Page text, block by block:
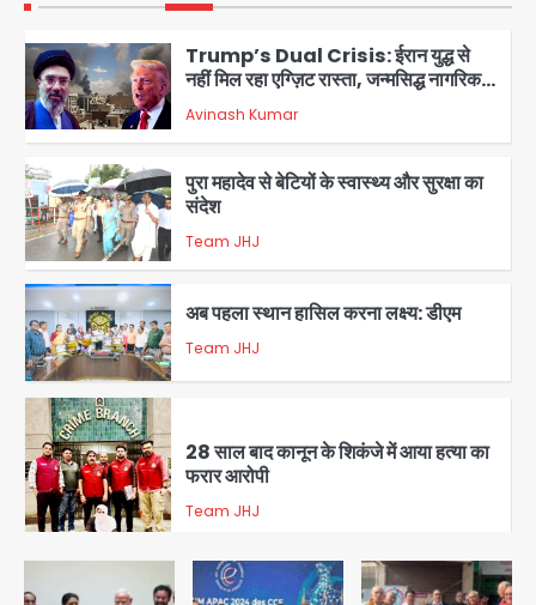
1
Trump’s Dual Crisis: ईरान युद्ध से
नहीं मिल रहा एग्ज़िट रास्ता, जन्मसिद्ध नागरिकता
पर सुप्रीम कोर्ट को दी फिर चुनौती
Avinash Kumar
2
पुरा महादेव से बेटियों के स्वास्थ्य और सुरक्षा का
Team JHJ
3
अब पहला स्थान हासिल करना लक्ष्य: डीएम
Team JHJ
4
फरार आरोपी
Team JHJ